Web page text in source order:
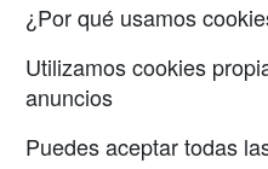
¿Por qué usamos
Utilizamos cookies
anuncios
Puedes aceptar todas